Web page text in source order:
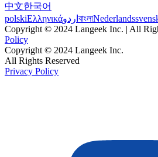
中文한국어
polskiΕλληνικάاردو বাংলাNederlands
Copyright © 2024 Langeek Inc. | All
Policy
Copyright © 2024 Langeek Inc.
All Rights Reserved
Privacy Policy